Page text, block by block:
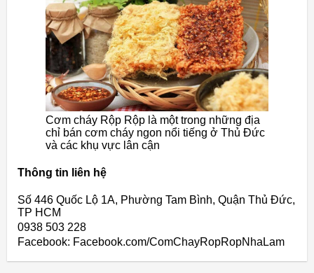
Cơm cháy Rộp Rộp là một trong những địa
chỉ bán cơm cháy ngon nổi tiếng ở Thủ Đức
và các khụ vực lân cận
Thông tin liên hệ
Số 446 Quốc Lộ 1A, Phường Tam Bình, Quận Thủ Đức,
TP HCM
0938 503 228
Facebook: Facebook.com/ComChayRopRopNhaLam